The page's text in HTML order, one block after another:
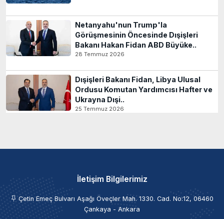
Netanyahu'nun Trump'la
Görüşmesinin Öncesinde Dışişleri
Bakanı Hakan Fidan ABD Büyüke..
28 Temmuz 2026
Dışişleri Bakanı Fidan, Libya Ulusal
Ordusu Komutan Yardımcısı Hafter ve
Ukrayna Dışi..
25 Temmuz 2026
İletişim Bilgilerimiz
Çetin Emeç Bulvarı Aşağı Öveçler Mah. 1330. Cad. No:12, 06460
Çankaya - Ankara